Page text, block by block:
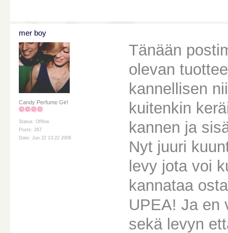
mer boy
Candy Perfume Girl
Status: Offline
Posts: 267
Date: Jun 22 13:22 2006
Tänään
olevan
kannellisen
kuitenkin
kannen ja
Nyt juuri
levy jota voi
kannataa
UPEA! Ja en
sekä levyn